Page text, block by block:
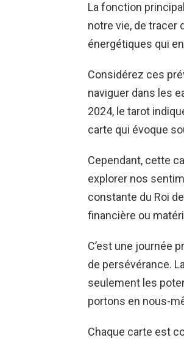
La fonction
notre vie, de tracer
énergétiques qui
Considérez ces
naviguer dans les
2024, le tarot
carte qui évoque
Cependant, cette
explorer nos
constante du Roi
financière ou
C’est une journée
de persévérance.
seulement les
portons en nous-
Chaque carte est